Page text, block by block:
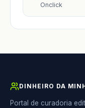
Onclick
DINHEIRO DA
Portal de curadoria